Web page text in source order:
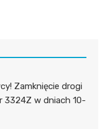
Zamknięcie drogi
3324Z w dniach 10-